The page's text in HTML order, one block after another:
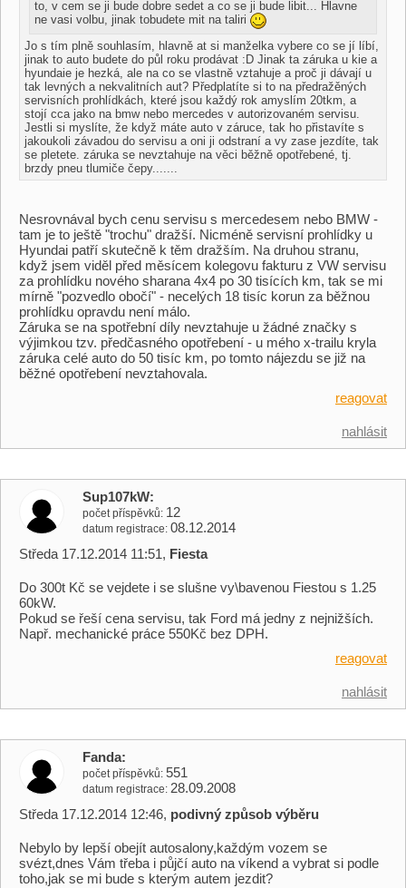
to, v cem se ji bude dobre sedet a co se ji bude libit... Hlavne
ne vasi volbu, jinak tobudete mit na taliri
Jo s tím plně souhlasím, hlavně at si manželka vybere co se jí líbí,
jinak to auto budete do půl roku prodávat :D Jinak ta záruka u kie a
hyundaie je hezká, ale na co se vlastně vztahuje a proč ji dávají u
tak levných a nekvalitních aut? Předplatíte si to na předražěných
servisních prohlídkách, které jsou každý rok amyslím 20tkm, a
stojí cca jako na bmw nebo mercedes v autorizovaném servisu.
Jestli si myslíte, že když máte auto v záruce, tak ho přistavíte s
jakoukoli závadou do servisu a oni ji odstraní a vy zase jezdíte, tak
se pletete. záruka se nevztahuje na věci běžně opotřebené, tj.
brzdy pneu tlumiče čepy.......
Nesrovnával bych cenu servisu s mercedesem nebo BMW -
tam je to ještě "trochu" dražší. Nicméně servisní prohlídky u
Hyundai patří skutečně k těm dražším. Na druhou stranu,
když jsem viděl před měsícem kolegovu fakturu z VW servisu
za prohlídku nového sharana 4x4 po 30 tisících km, tak se mi
mírně "pozvedlo obočí" - necelých 18 tisíc korun za běžnou
prohlídku opravdu není málo.
Záruka se na spotřební díly nevztahuje u žádné značky s
výjimkou tzv. předčasného opotřebení - u mého x-trailu kryla
záruka celé auto do 50 tisíc km, po tomto nájezdu se již na
běžné opotřebení nevztahovala.
reagovat
nahlásit
Sup107kW
počet příspěvků 12
datum registrace 08.12.2014
Středa 17.12.2014 11:51, Fiesta
Do 300t Kč se vejdete i se slušne vy\bavenou Fiestou s 1.25
60kW.
Pokud se řeší cena servisu, tak Ford má jedny z nejnižších.
Např. mechanické práce 550Kč bez DPH.
reagovat
nahlásit
Fanda
počet příspěvků 551
datum registrace 28.09.2008
Středa 17.12.2014 12:46, podivný způsob výběru
Nebylo by lepší obejít autosalony,každým vozem se
svézt,dnes Vám třeba i půjčí auto na víkend a vybrat si podle
toho,jak se mi bude s kterým autem jezdit?